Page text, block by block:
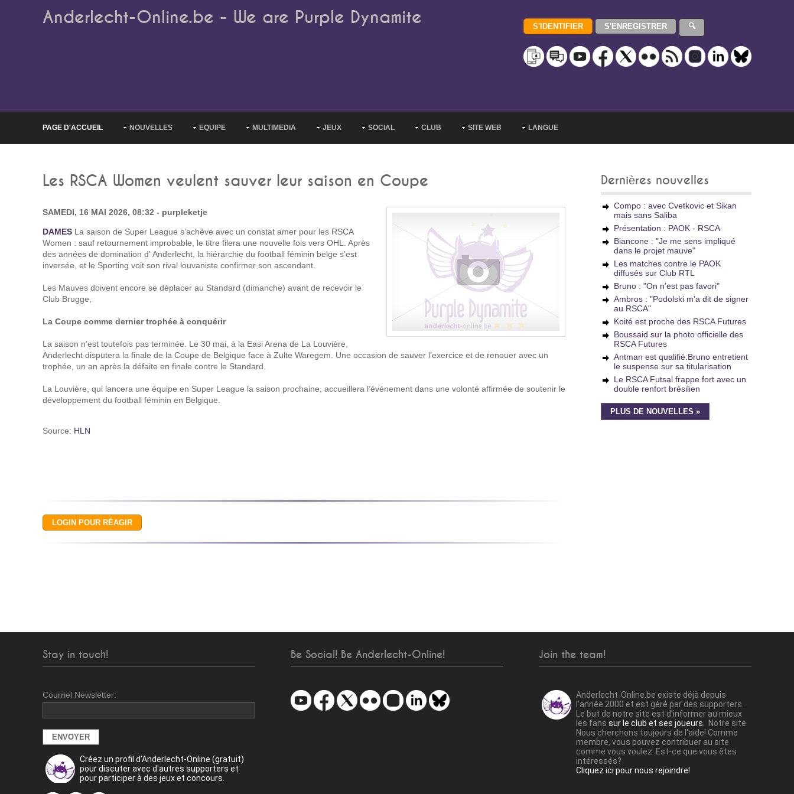
Anderlecht-Online.be - We are Purple Dynamite
PAGE D'ACCUEIL NOUVELLES EQUIPE MULTIMEDIA JEUX SOCIAL CLUB SITE WEB LANGUE
Les RSCA Women veulent sauver leur saison en Coupe
SAMEDI, 16 MAI 2026, 08:32 - purpleketje
DAMES La saison de Super League s’achève avec un constat amer pour les RSCA
Women : sauf retournement improbable, le titre filera une nouvelle fois vers OHL. Après
des années de domination d' Anderlecht, la hiérarchie du football féminin belge s’est
inversée, et le Sporting voit son rival louvaniste confirmer son ascendant.
Les Mauves doivent encore se déplacer au Standard (dimanche) avant de recevoir le
Club Brugge,
La Coupe comme dernier trophée à conquérir
La saison n’est toutefois pas terminée. Le 30 mai, à la Easi Arena de La Louvière,
Anderlecht disputera la finale de la Coupe de Belgique face à Zulte Waregem. Une occasion de sauver l’exercice et de renouer avec un
trophée, un an après la défaite en finale contre le Standard.
La Louvière, qui lancera une équipe en Super League la saison prochaine, accueillera l’événement dans une volonté affirmée de soutenir le
développement du football féminin en Belgique.
Source: HLN
Dernières nouvelles
Compo : avec Cvetkovic et Sikan
mais sans Saliba
Présentation : PAOK - RSCA
Biancone : "Je me sens impliqué
dans le projet mauve"
Les matches contre le PAOK
diffusés sur Club RTL
Bruno : "On n’est pas favori"
Ambros : "Podolski m’a dit de signer
au RSCA"
Koité est proche des RSCA Futures
Boussaid sur la photo officielle des
RSCA Futures
Antman est qualifié:Bruno entretient
le suspense sur sa titularisation
Le RSCA Futsal frappe fort avec un
double renfort brésilien
PLUS DE NOUVELLES »
Stay in touch!
Courriel Newsletter:
Créez un profil d'Anderlecht-Online (gratuit)
pour discuter avec d'autres supporters et
pour participer à des jeux et concours.
Be Social! Be Anderlecht-Online! Join the team!
Anderlecht-Online.be existe déjà depuis
l'année 2000 et est géré par des supporters.
Le but de notre site est d'informer au mieux
les fans sur le club et ses joueurs.
Notre site
Nous cherchons toujours de l'aide! Comme
membre, vous pouvez contribuer au site
comme vous voulez. Est-ce que vous êtes
intéressés?
Cliquez ici pour nous rejoindre!